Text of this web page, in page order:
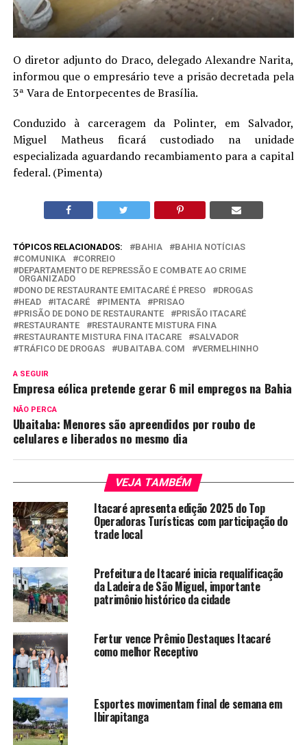
O diretor adjunto do Draco, delegado Alexandre Narita,
informou que o empresário teve a prisão decretada pela
3ª Vara de Entorpecentes de Brasília.
Conduzido à carceragem da Polinter, em Salvador,
Miguel Matheus ficará custodiado na unidade
especializada aguardando recambiamento para a capital
federal. (Pimenta)
TÓPICOS RELACIONADOS: BAHIA
BAHIA NOTÍCIAS
COMUNIKA
CORREIO
DEPARTAMENTO DE REPRESSÃO E COMBATE AO CRIME
ORGANIZADO
DONO DE RESTAURANTE EMITACARÉ É PRESO
DROGAS
HEAD
ITACARÉ PIMENTA
PRISAO
PRISÃO DE DONO DE RESTAURANTE
PRISÃO ITACARÉ
RESTAURANTE
RESTAURANTE MISTURA FINA
RESTAURANTE MISTURA FINA ITACARE
SALVADOR
TRÁFICO DE DROGAS
UBAITABA.COM VERMELHINHO
A SEGUIR
Empresa eólica pretende gerar 6 mil empregos na Bahia
NÃO PERCA
Ubaitaba: Menores são apreendidos por roubo de
celulares e liberados no mesmo dia
VEJA TAMBÉM
Itacaré apresenta edição 2025 do Top
Operadoras Turísticas com participação do
trade local
Prefeitura de Itacaré inicia requalificação
da Ladeira de São Miguel, importante
patrimônio histórico da cidade
Fertur vence Prêmio Destaques Itacaré
como melhor Receptivo
Esportes movimentam final de semana em
Ibirapitanga